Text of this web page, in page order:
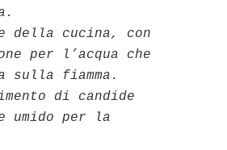
della cucina, con
per l’acqua che
sulla fiamma.
di candide
umido per la